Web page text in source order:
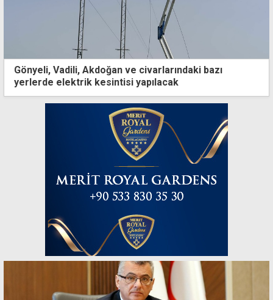
Gönyeli, Vadili, Akdoğan ve civarlarındaki bazı
yerlerde elektrik kesintisi yapılacak